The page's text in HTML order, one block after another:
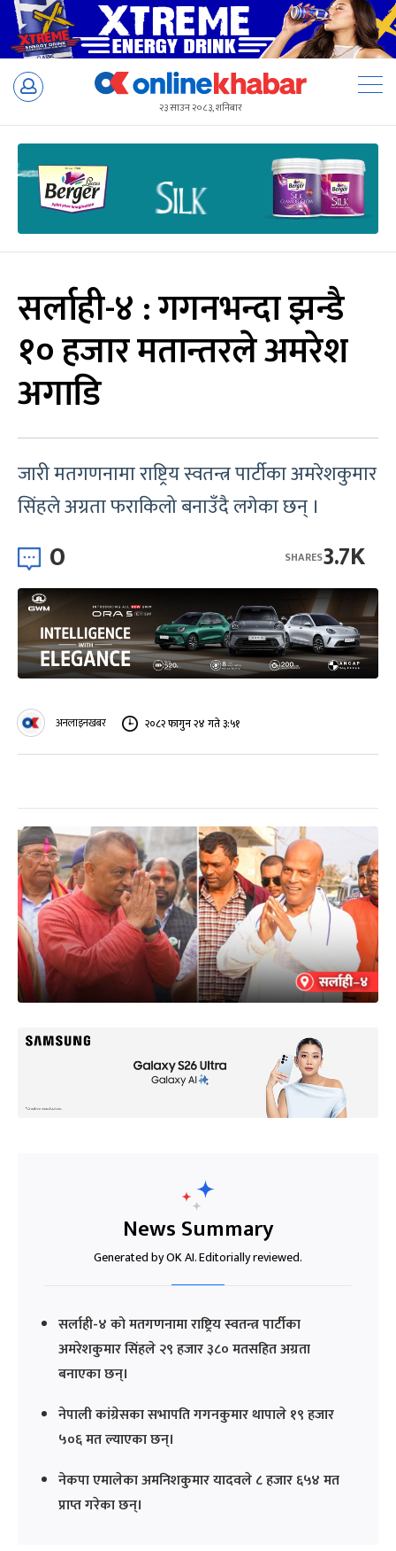
Skip
२३ साउन २०८३, शनिबार
सर्लाही-४ : गगनभन्दा झन्डै
१० हजार मतान्तरले अमरेश
अगाडि
जारी मतगणनामा राष्ट्रिय स्वतन्त्र पार्टीका अमरेशकुमार
सिंहले अग्रता फराकिलो बनाउँदै लगेका छन् ।
0 3.7K
SHARES
अनलाइनखबर २०८२ फागुन २४ गते ३:५१
News Summary
Generated by OK AI. Editorially reviewed.
सर्लाही-४ को मतगणनामा राष्ट्रिय स्वतन्त्र पार्टीका
अमरेशकुमार सिंहले २९ हजार ३८० मतसहित अग्रता
बनाएका छन्।
नेपाली कांग्रेसका सभापति गगनकुमार थापाले १९ हजार
५०६ मत ल्याएका छन्।
नेकपा एमालेका अमनिशकुमार यादवले ८ हजार ६५४ मत
प्राप्त गरेका छन्।